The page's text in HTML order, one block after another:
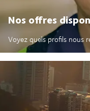
Nos offres
Voyez quels profils nous